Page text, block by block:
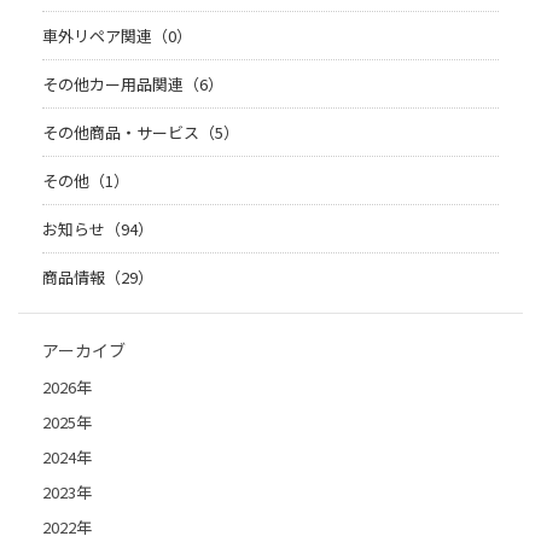
車外リペア関連（0）
その他カー用品関連（6）
その他商品・サービス（5）
その他（1）
お知らせ（94）
商品情報（29）
アーカイブ
2026年
2025年
2024年
2023年
2022年